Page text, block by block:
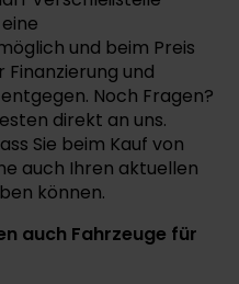
und beim Preis
und
Noch Fragen?
direkt an uns.
Sie beim Kauf von
auch Ihren aktuellen
können.
auch Fahrzeuge für